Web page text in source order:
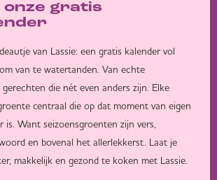
onze gratis
van Lassie: een gratis kalender vol
van te watertanden. Van echte
die nét even anders zijn. Elke
centraal die op dat moment van eigen
is. Want seizoensgroenten zijn vers,
en bovenal het allerlekkerst. Laat je
makkelijk en gezond te koken met Lassie.